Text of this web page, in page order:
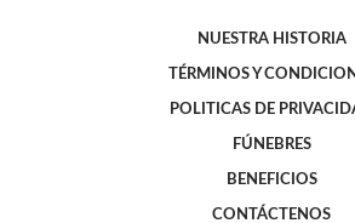
NUESTRA HISTORIA
TÉRMINOS Y
POLITICAS DE
FÚNEBRES
BENEFICIOS
CONTÁCTENOS